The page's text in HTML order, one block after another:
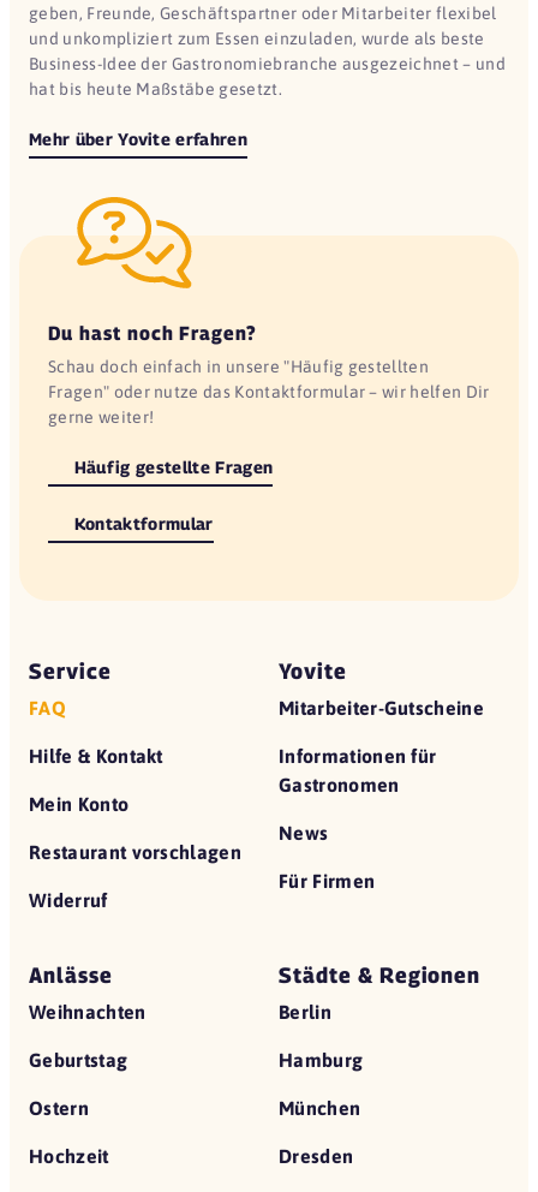
geben, Freunde, Geschäftspartner oder Mitarbeiter flexibel
und unkompliziert zum Essen einzuladen, wurde als beste
Business-Idee der Gastronomiebranche ausgezeichnet – und
hat bis heute Maßstäbe gesetzt.
Mehr über Yovite erfahren
Du hast noch Fragen?
Schau doch einfach in unsere "Häufig gestellten
Fragen" oder nutze das Kontaktformular – wir helfen Dir
gerne weiter!
Häufig gestellte Fragen
Kontaktformular
Service
FAQ
Hilfe & Kontakt
Mein Konto
Restaurant vorschlagen
Widerruf
Yovite
Mitarbeiter-Gutscheine
Informationen für
Gastronomen
News
Für Firmen
Anlässe
Weihnachten
Geburtstag
Ostern
Hochzeit
Städte & Regionen
Berlin
Hamburg
München
Dresden